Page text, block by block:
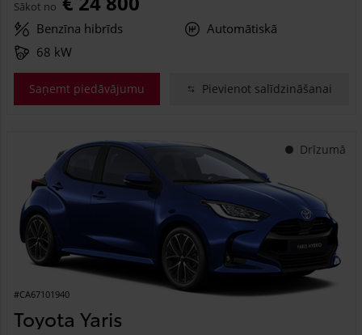
Sākot no
Benzīna hibrīds
Automātiskā
68 kW
Saņemt piedāvājumu Pievienot salīdzināšanai
Drīzumā
#CA67101940
Toyota Yaris